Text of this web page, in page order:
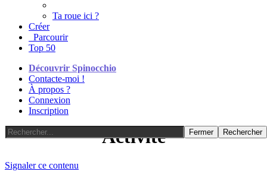
Ta roue ici ?
Créer
Parcourir
Top 50
Découvrir Spinocchio
Contacte-moi !
À propos ?
Connexion
Inscription
Fermer Rechercher
Activité
Signaler ce contenu